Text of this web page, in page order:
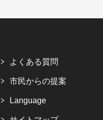
よくある質問
市民からの提案
Language